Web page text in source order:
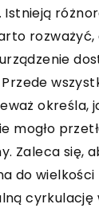
Istnieją
określa,
mogło
Zaleca się,
do
cyrkulację